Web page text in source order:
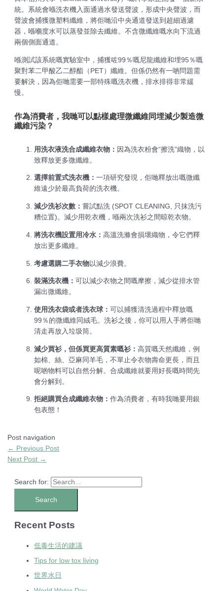
統。系統會喺洗衣機入面通過水發送聲波，形成中央聲波，而
聲波會捕獲微塑料纖維，將佢哋沿中央通道發送到超細過濾
器，喺嗰度水可以蒸發並除去纖維。不含微纖維嘅水向下流過
兩個側面通道。
喺測試該系統嘅實驗室中，捕獲咗99％嘅尼龍纖維和埋95％嘅
聚對苯二甲酸乙二醇酯（PET）纖維。但係仍然有一啲問題需
要解決，因為佢哋需要一部特殊嘅洗衣機，排水排得非常緩
慢。
作為消費者，我哋可以點樣處理微纖維同埋減少製造微
纖維污染？
用洗衣液洗合成纖維衣物： 因為洗衣粉會“擦洗”織物，以
致釋放更多微纖維。
選擇前置式洗衣機：一項研究發現，佢哋釋放出嘅微纖
維遠少於最高負荷的洗衣機。
減少洗衫次數：嘗試點洗 (SPOT CLEANING, 只抹洗污
糟位置)。減少用乾衣機，喺兩次洗衫之間晾乾衣物。
將洗衣機設置用冷水： 高溫洗滌會損壞織物，令它們釋
放出更多纖維。
考慮選購二手衣物以減少浪費。
裝滿洗衣機：可以減少衣物之間嘅摩擦，減少從排水管
漏出微纖維。
使用洗衣袋或者洗衣球：可以捕獲清洗過程中釋放嘅
99％的微纖維同絨毛。洗衫之後，你可以用人手將佢哋
清走再放入垃圾筒。
減少買衫，但係買更高質素嘅衫：高質嘅天然纖維，例
如棉、絲、亞麻同羊毛，不單止令衣物壽命更長，而且
呢啲物料可以自然分解。合成纖維就要用好長嘅時間先
會分解到。
拒絕購買合成纖維衣物：作為消費者，有時我哋要用銀
包表態！
Post navigation
← Previous Post
Next Post →
Search for:
Recent Posts
低毒生活的建議
Tips for low tox living
世界水日